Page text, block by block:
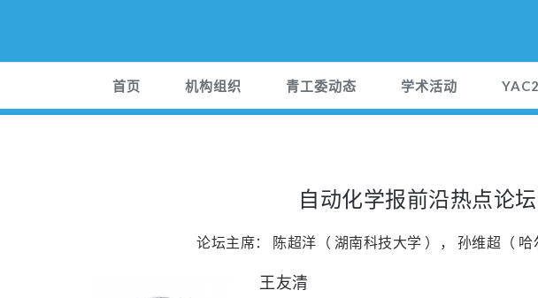
首页 机构组织 青工委动态 学术活动
自动化学报前沿热点论坛
论坛主席： 陈超洋（ 湖南科技大学 ）， 孙维超（ 哈
王友清